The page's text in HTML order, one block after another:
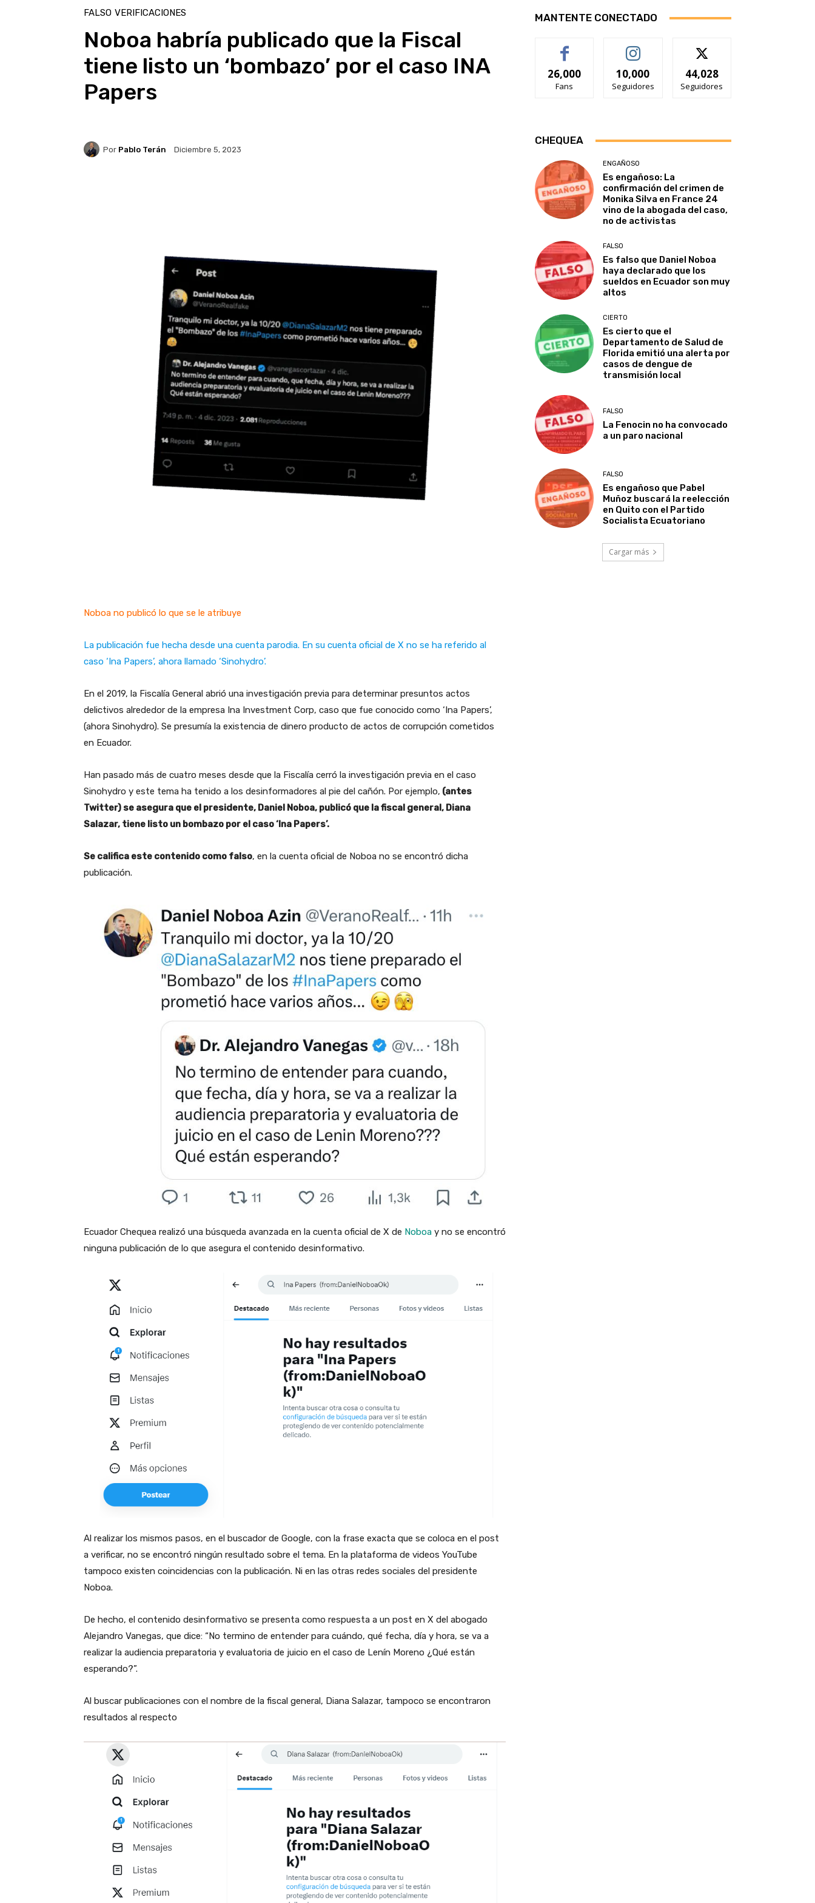
FALSO VERIFICACIONES
Noboa habría publicado que la Fiscal
tiene listo un ‘bombazo’ por el caso INA
Papers
Por Pablo Terán Diciembre 5, 2023
Noboa no publicó lo que se le atribuye
La publicación fue hecha desde una cuenta parodia. En su cuenta oficial de X no se ha referido al
caso ‘Ina Papers’, ahora llamado ‘Sinohydro’.
En el 2019, la Fiscalía General abrió una investigación previa para determinar presuntos actos
delictivos alrededor de la empresa Ina Investment Corp, caso que fue conocido como ‘Ina Papers’,
(ahora Sinohydro). Se presumía la existencia de dinero producto de actos de corrupción cometidos
en Ecuador.
Han pasado más de cuatro meses desde que la Fiscalía cerró la investigación previa en el caso
Sinohydro y este tema ha tenido a los desinformadores al pie del cañón. Por ejemplo, (antes
Twitter) se asegura que el presidente, Daniel Noboa, publicó que la fiscal general, Diana
Salazar, tiene listo un bombazo por el caso ‘Ina Papers’.
Se califica este contenido como falso, en la cuenta oficial de Noboa no se encontró dicha
publicación.
Ecuador Chequea realizó una búsqueda avanzada en la cuenta oficial de X de Noboa y no se encontró
ninguna publicación de lo que asegura el contenido desinformativo.
Al realizar los mismos pasos, en el buscador de Google, con la frase exacta que se coloca en el post
a verificar, no se encontró ningún resultado sobre el tema. En la plataforma de videos YouTube
tampoco existen coincidencias con la publicación. Ni en las otras redes sociales del presidente
Noboa.
De hecho, el contenido desinformativo se presenta como respuesta a un post en X del abogado
Alejandro Vanegas, que dice: “No termino de entender para cuándo, qué fecha, día y hora, se va a
realizar la audiencia preparatoria y evaluatoria de juicio en el caso de Lenín Moreno ¿Qué están
esperando?”.
Al buscar publicaciones con el nombre de la fiscal general, Diana Salazar, tampoco se encontraron
resultados al respecto
MANTENTE CONECTADO
26,000
Fans
10,000
Seguidores
44,028
Seguidores
CHEQUEA
ENGAÑOSO
Es engañoso: La
confirmación del crimen de
Monika Silva en France 24
vino de la abogada del caso,
no de activistas
FALSO
Es falso que Daniel Noboa
haya declarado que los
sueldos en Ecuador son muy
altos
CIERTO
Es cierto que el
Departamento de Salud de
Florida emitió una alerta por
casos de dengue de
transmisión local
FALSO
La Fenocin no ha convocado
a un paro nacional
FALSO
Es engañoso que Pabel
Muñoz buscará la reelección
en Quito con el Partido
Socialista Ecuatoriano
Cargar más